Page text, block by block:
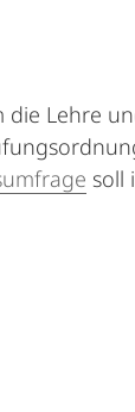
Lehre
soll